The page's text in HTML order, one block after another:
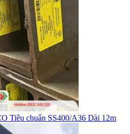
Tiêu chuẩn SS400/A36 Dài 12m